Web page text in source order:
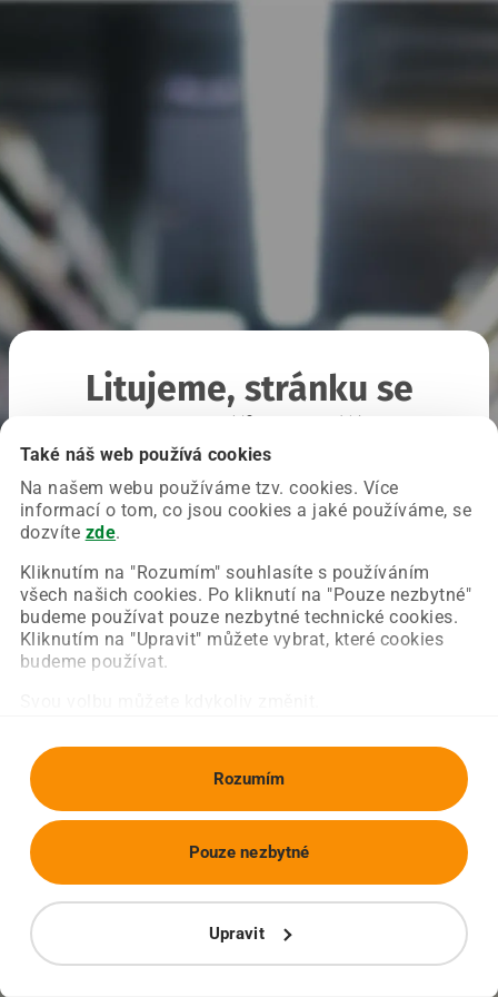
Také náš web používá cookies
Na našem webu používáme tzv. cookies. Více
informací o tom, co jsou cookies a jaké používáme, se
dozvíte zde.
Kliknutím na "Rozumím" souhlasíte s používáním
všech našich cookies. Po kliknutí na "Pouze nezbytné"
budeme používat pouze nezbytné technické cookies.
Kliknutím na "Upravit" můžete vybrat, které cookies
budeme používat.
Rozumím
Upravit
Pouze nezbytné
Litujeme, stránku se
Chyba nastala na naší straně a už ji opravujeme.
Zkuste prosím znovu načíst požadovanou stránku.
Obnovit stránku Úvodní strana